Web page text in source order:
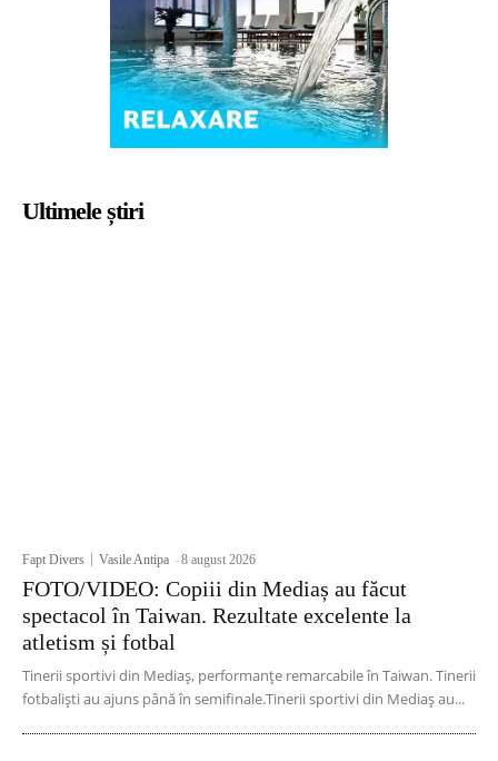
Ultimele știri
Fapt Divers Vasile Antipa -8 august 2026
FOTO/VIDEO: Copiii din Mediaș au făcut
spectacol în Taiwan. Rezultate excelente la
atletism și fotbal
Tinerii sportivi din Mediaș, performanțe remarcabile în Taiwan. Tinerii
fotbaliști au ajuns până în semifinale.Tinerii sportivi din Mediaș au...